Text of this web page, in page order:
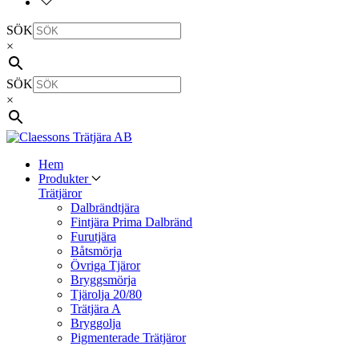
SÖK
×
SÖK
×
Hem
Produkter
Trätjäror
Dalbrändtjära
Fintjära Prima Dalbränd
Furutjära
Båtsmörja
Övriga Tjäror
Bryggsmörja
Tjärolja 20/80
Trätjära A
Bryggolja
Pigmenterade Trätjäror